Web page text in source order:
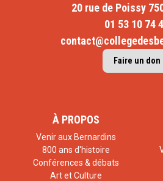
20 rue de Poissy
01 53 10 74
Faire un don
À PROPOS
Venir aux Bernardins
800 ans d'histoire
Conférences & débats
Art et Culture